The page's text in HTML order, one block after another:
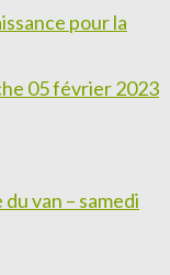
pour la
05 février 2023